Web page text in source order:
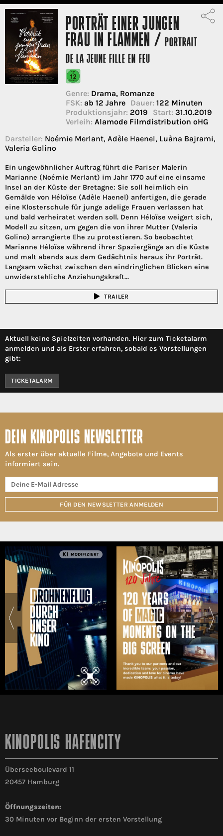
PORTRÄT EINER JUNGEN
FRAU IN FLAMMEN /PORTRAIT
DE LA JEUNE FILLE EN FEU
Genre: Drama, Romanze
FSK: ab 12 Jahre Dauer: 122 Minuten
Produktionsjahr: 2019 Start: 31.10.2019
Verleih: Alamode Filmdistribution oHG
Darsteller: Noémie Merlant, Adèle Haenel, Luàna Bajrami,
Valeria Golino
Ein ungewöhnlicher Auftrag führt die Pariser Malerin
Marianne (Noémie Merlant) im Jahr 1770 auf eine einsame
Insel an der Küste der Bretagne: Sie soll heimlich ein
Gemälde von Héloïse (Adèle Haenel) anfertigen, die gerade
eine Klosterschule für junge adelige Frauen verlassen hat
und bald verheiratet werden soll. Denn Héloïse weigert sich,
Modell zu sitzen, um gegen die von ihrer Mutter (Valeria
Golino) arrangierte Ehe zu protestieren. So beobachtet
Marianne Héloïse während ihrer Spaziergänge an die Küste
und malt abends aus dem Gedächtnis heraus ihr Porträt.
Langsam wächst zwischen den eindringlichen Blicken eine
unwiderstehliche Anziehungskraft…
TRAILER
Aktuell keine Spielzeiten vorhanden. Hier zum Ticketalarm
anmelden und als Erster erfahren, sobald es Vorstellungen
gibt:
TICKETALARM
DEIN KINOPOLIS NEWSLETTER
Als erster über aktuelle Filme, Angebote und Events
informiert sein.
FÜR DEN NEWSLETTER ANMELDEN
KINOPOLIS HAFENCITY
Überseeboulevard 11
20457 Hamburg
Öffnungszeiten:
30 Minuten vor Beginn der ersten Vorstellung